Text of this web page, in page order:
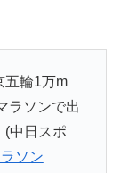
五輪1万m
ラソンで出
(中日スポ
ソン